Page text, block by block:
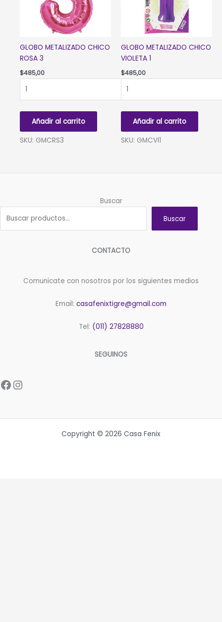
GLOBO METALIZADO CHICO
ROSA 3
$485,00
METALIZADO
cantidad
Añadir al carrito
SKU: GMCRS3
GLOBO METALIZADO CHICO
VIOLETA 1
$485,00
METALIZADO
cantidad
Añadir al carrito
SKU: GMCVI1
Buscar
Buscar
CONTACTO
Comunicate con nosotros por los siguientes medios
Email: casafenixtigre@gmail.com
Tel: (011) 27828880
SEGUINOS
Facebook
Instagram
Copyright © 2026 Casa Fenix